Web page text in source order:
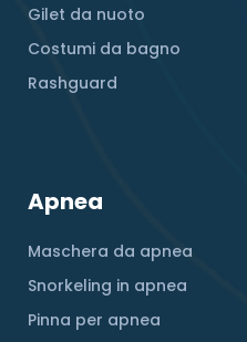
Gilet da nuoto
Costumi da bagno
Rashguard
Apnea
Maschera da apnea
Snorkeling in apnea
Pinna per apnea